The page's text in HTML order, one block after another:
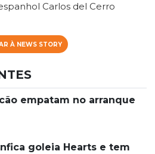
Carlos del Cerro
À NEWS STORY
empatam no arranque
goleia Hearts e tem